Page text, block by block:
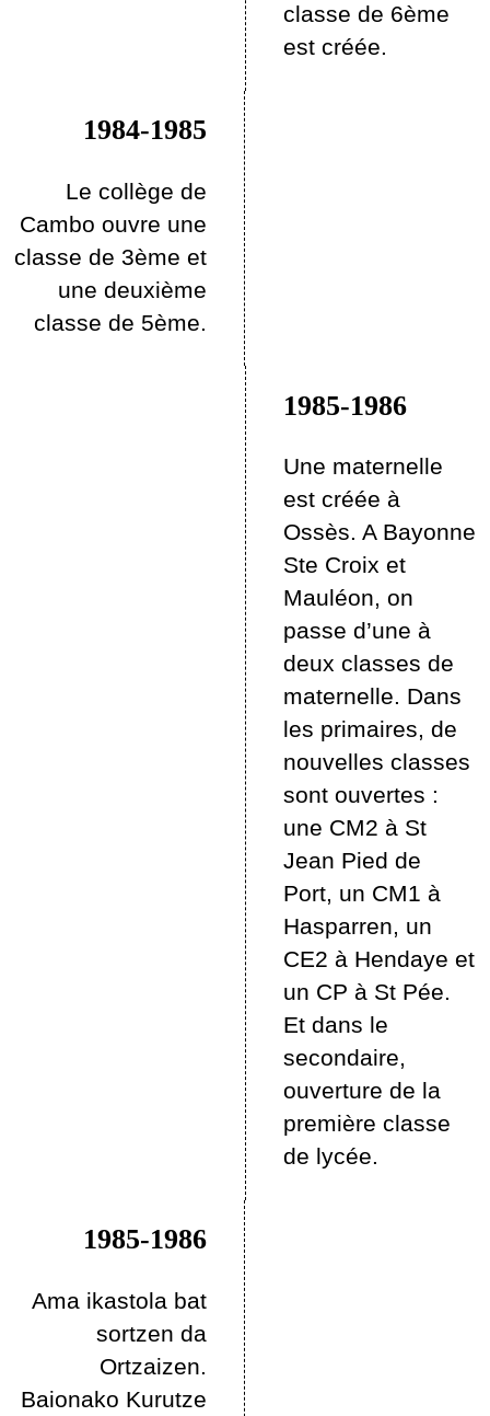
classe de 6ème
est créée.
1984-1985
Le collège de
Cambo ouvre une
classe de 3ème et
une deuxième
classe de 5ème.
1985-1986
Une maternelle
est créée à
Ossès. A Bayonne
Ste Croix et
Mauléon, on
passe d’une à
deux classes de
maternelle. Dans
les primaires, de
nouvelles classes
sont ouvertes :
une CM2 à St
Jean Pied de
Port, un CM1 à
Hasparren, un
CE2 à Hendaye et
un CP à St Pée.
Et dans le
secondaire,
ouverture de la
première classe
de lycée.
1985-1986
Ama ikastola bat
sortzen da
Ortzaizen.
Baionako Kurutze